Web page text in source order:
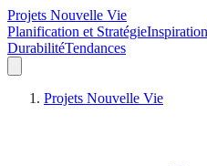
Projets Nouvelle Vie
Planification et StratégieInspiration
DurabilitéTendances
Projets Nouvelle Vie